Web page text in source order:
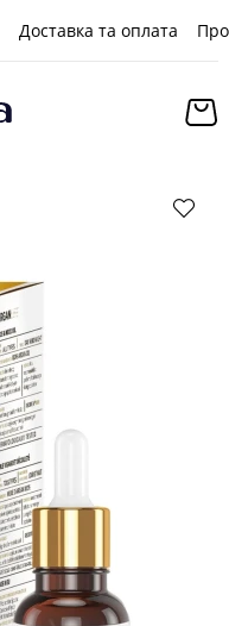
Доставка та оплата